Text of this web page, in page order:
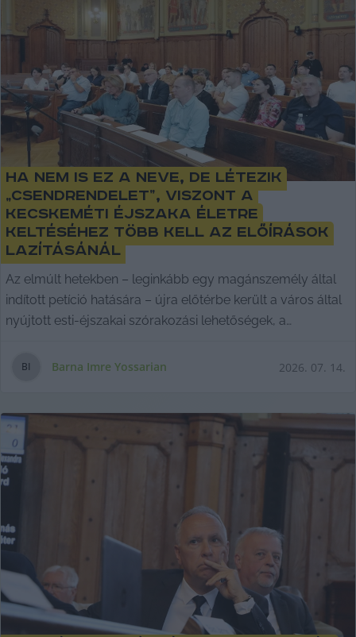
Ha nem is ez a neve, de létezik
„csendrendelet”, viszont a
kecskeméti éjszaka életre
keltéséhez több kell az előírások
lazításánál
Az elmúlt hetekben – leginkább egy magánszemély által
indított petíció hatására – újra előtérbe került a város által
nyújtott esti-éjszakai szórakozási lehetőségek, a
vitatémája.
BI Barna Imre Yossarian 2026. 07. 14.